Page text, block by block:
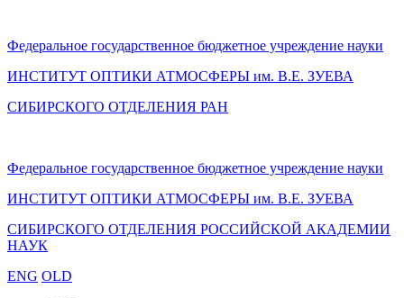
Федеральное государственное бюджетное учреждение науки
ИНСТИТУТ ОПТИКИ АТМОСФЕРЫ им. В.Е. ЗУЕВА
СИБИРСКОГО ОТДЕЛЕНИЯ РАН
Федеральное государственное бюджетное учреждение науки
ИНСТИТУТ ОПТИКИ АТМОСФЕРЫ им. В.Е. ЗУЕВА
СИБИРСКОГО ОТДЕЛЕНИЯ РОССИЙСКОЙ АКАДЕМИИ
НАУК
ENG OLD